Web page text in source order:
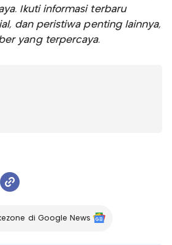
Ikuti informasi terbaru
dan peristiwa penting lainnya,
yang terpercaya.
di Google News